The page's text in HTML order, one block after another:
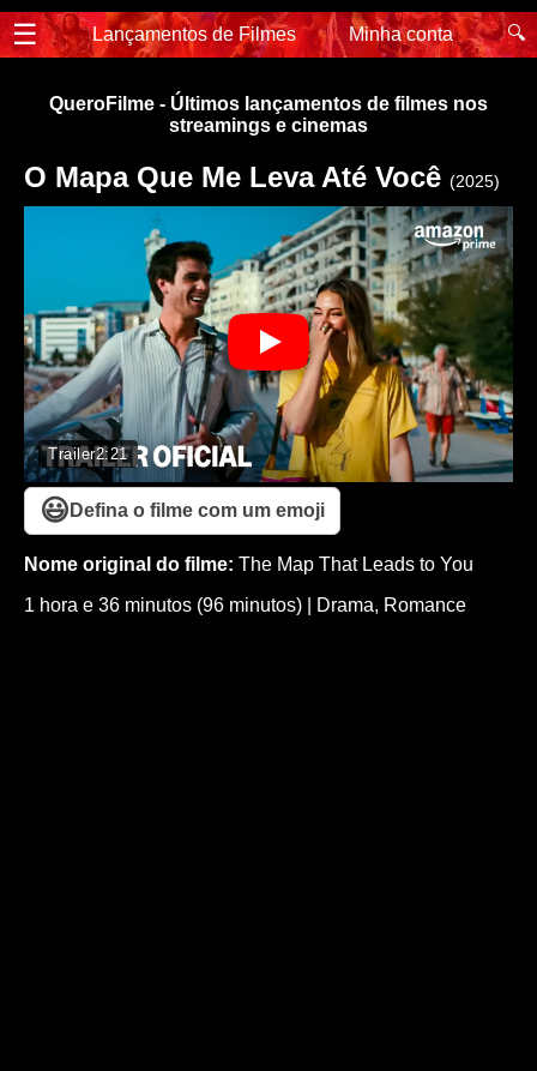
☰ Lançamentos de Filmes Minha conta 🔍
QueroFilme - Últimos lançamentos de filmes nos
streamings e cinemas
O Mapa Que Me Leva Até Você (2025)
Trailer2:21
😃 Defina o filme com um emoji
Nome original do filme: The Map That Leads to You
1 hora e 36 minutos (96 minutos)
Drama, Romance